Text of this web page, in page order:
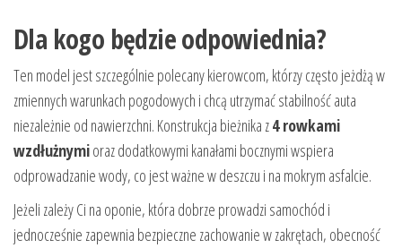
Dla kogo będzie odpowiednia?
Ten model jest szczególnie polecany kierowcom, którzy często jeżdżą w
zmiennych warunkach pogodowych i chcą utrzymać stabilność auta
niezależnie od nawierzchni. Konstrukcja bieżnika z4 rowkami
wzdłużnymioraz dodatkowymi kanałami bocznymi wspiera
odprowadzanie wody, co jest ważne w deszczu i na mokrym asfalcie.
Jeżeli zależy Ci na oponie, która dobrze prowadzi samochód i
jednocześnie zapewnia bezpieczne zachowanie w zakrętach, obecność